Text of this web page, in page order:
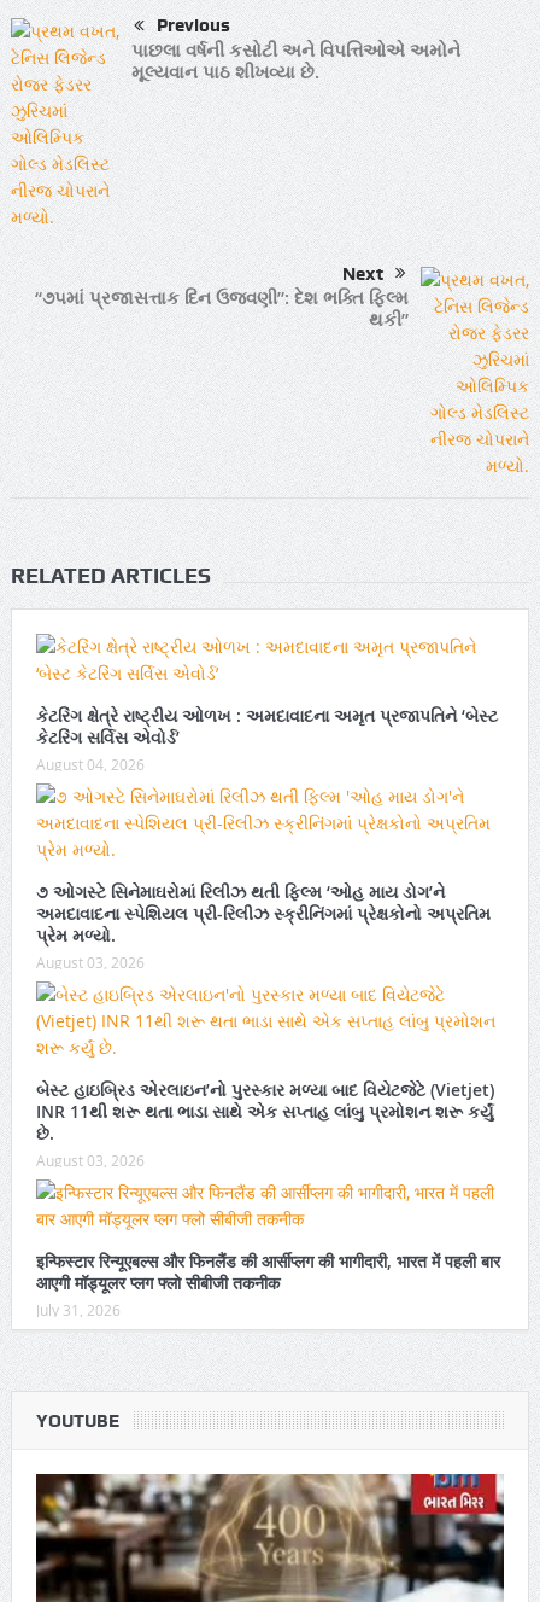
Previous
પાછલા વર્ષની કસોટી અને વિપત્તિઓએ અમોને
મૂલ્યવાન પાઠ શીખવ્યા છે.
Next
“૭૫માં પ્રજાસત્તાક દિન ઉજવણી”: દેશ ભક્તિ ફિલ્મ
થકી”
RELATED ARTICLES
કેટરિંગ ક્ષેત્રે રાષ્ટ્રીય ઓળખ : અમદાવાદના અમૃત પ્રજાપતિને ‘બેસ્ટ
કેટરિંગ સર્વિસ એવોર્ડ’
August 04, 2026
૭ ઓગસ્ટે સિનેમાઘરોમાં રિલીઝ થતી ફિલ્મ ‘ઓહ માય ડોગ’ને
અમદાવાદના સ્પેશિયલ પ્રી-રિલીઝ સ્ક્રીનિંગમાં પ્રેક્ષકોનો અપ્રતિમ
પ્રેમ મળ્યો.
August 03, 2026
બેસ્ટ હાઇબ્રિડ એરલાઇન’નો પુરસ્કાર મળ્યા બાદ વિયેટજેટે (Vietjet)
INR 11થી શરૂ થતા ભાડા સાથે એક સપ્તાહ લાંબુ પ્રમોશન શરૂ કર્યું
છે.
August 03, 2026
इन्फिस्टार रिन्यूएबल्स और फिनलैंड की आर्सीप्लग की भागीदारी, भारत में पहली बार
आएगी मॉड्यूलर प्लग फ्लो सीबीजी तकनीक
July 31, 2026
YOUTUBE